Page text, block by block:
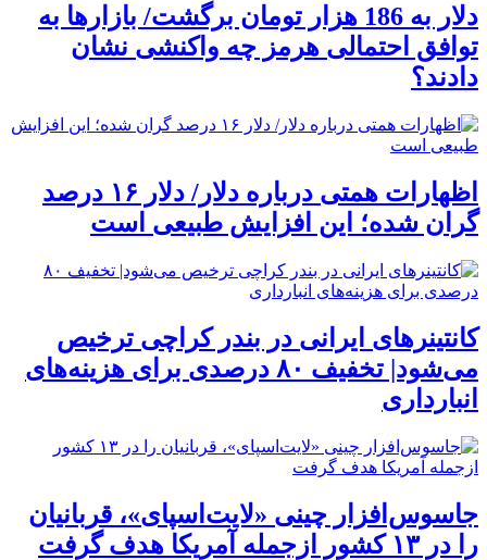
دلار به 186 هزار تومان برگشت/ بازارها به
توافق احتمالی هرمز چه واکنشی نشان
دادند؟
اظهارات همتی درباره دلار/ دلار ۱۶ درصد
گران شده؛ این افزایش طبیعی است
کانتینرهای ایرانی در بندر کراچی ترخیص
می‌شود| تخفیف ۸۰ درصدی برای هزینه‌های
انبارداری
جاسوس‌افزار چینی «لایت‌اسپای»، قربانیان
را در ۱۳ کشور ازجمله آمریکا هدف گرفت